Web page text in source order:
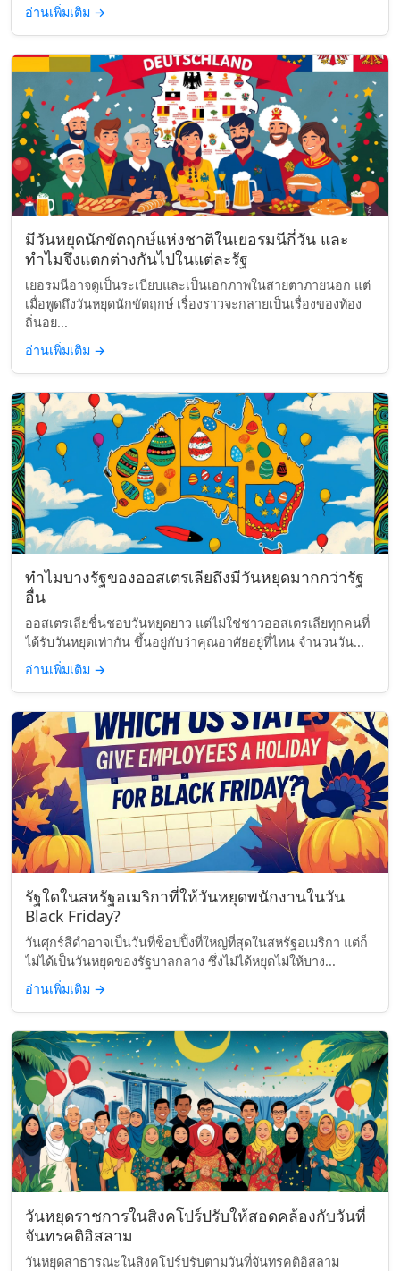
อ่านเพิ่มเติม →
มีวันหยุดนักขัตฤกษ์แห่งชาติในเยอรมนีกี่วัน และ
ทำไมจึงแตกต่างกันไปในแต่ละรัฐ
เยอรมนีอาจดูเป็นระเบียบและเป็นเอกภาพในสายตาภายนอก แต่
เมื่อพูดถึงวันหยุดนักขัตฤกษ์ เรื่องราวจะกลายเป็นเรื่องของท้อง
ถิ่นอย...
อ่านเพิ่มเติม →
ทำไมบางรัฐของออสเตรเลียถึงมีวันหยุดมากกว่ารัฐ
อื่น
ออสเตรเลียชื่นชอบวันหยุดยาว แต่ไม่ใช่ชาวออสเตรเลียทุกคนที่
ได้รับวันหยุดเท่ากัน ขึ้นอยู่กับว่าคุณอาศัยอยู่ที่ไหน จำนวนวัน...
อ่านเพิ่มเติม →
รัฐใดในสหรัฐอเมริกาที่ให้วันหยุดพนักงานในวัน
Black Friday?
วันศุกร์สีดำอาจเป็นวันที่ช็อปปิ้งที่ใหญ่ที่สุดในสหรัฐอเมริกา แต่ก็
ไม่ได้เป็นวันหยุดของรัฐบาลกลาง ซึ่งไม่ได้หยุดไม่ให้บาง...
อ่านเพิ่มเติม →
วันหยุดราชการในสิงคโปร์ปรับให้สอดคล้องกับวันที่
จันทรคติอิสลาม
วันหยุดสาธารณะในสิงคโปร์ปรับตามวันที่จันทรคติอิสลาม